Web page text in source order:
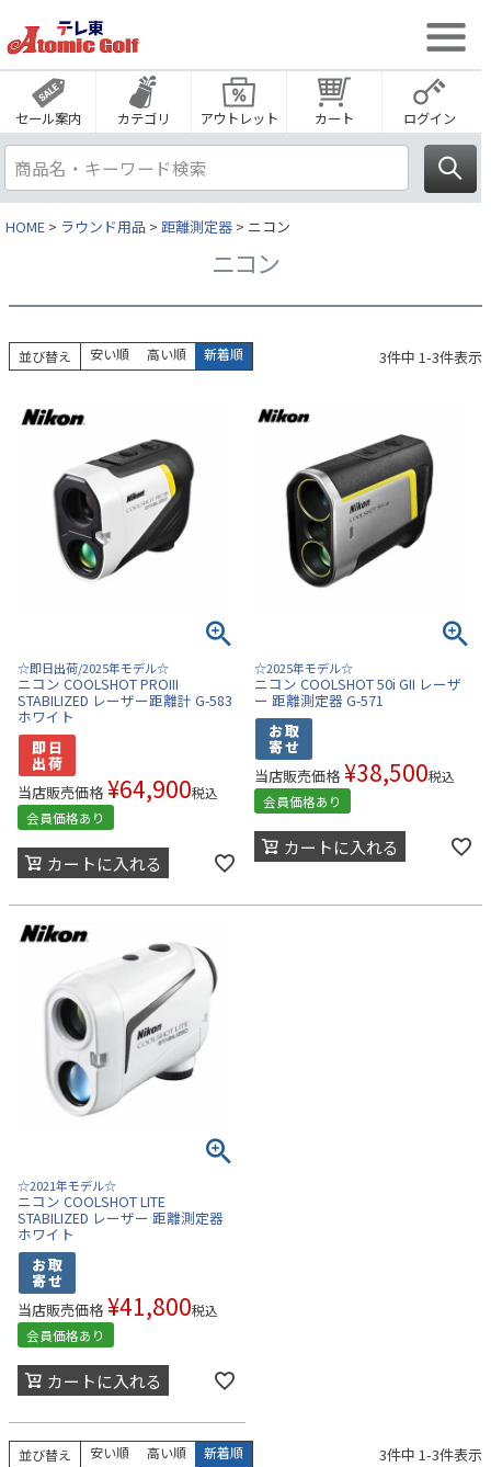
セール案内 カテゴリ アウトレット カート ログイン
HOME ラウンド用品 距離測定器 ニコン
ニコン
並び替え 安い順 高い順 新着順 3件中 1-3件表示
☆即日出荷/2025年モデル☆
ニコン COOLSHOT PROIII
STABILIZED レーザー距離計 G-583
ホワイト
当店販売価格 ¥64,900税込
会員価格あり
カートに入れる
☆2025年モデル☆
ニコン COOLSHOT 50i GII レーザ
ー 距離測定器 G-571
当店販売価格 ¥38,500税込
会員価格あり
カートに入れる
☆2021年モデル☆
ニコン COOLSHOT LITE
STABILIZED レーザー 距離測定器
ホワイト
当店販売価格 ¥41,800税込
会員価格あり
カートに入れる
並び替え 安い順 高い順 新着順 3件中 1-3件表示